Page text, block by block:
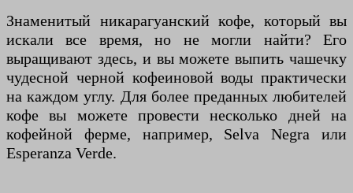
Знаменитый никарагуанский кофе, который вы
искали все время, но не могли найти? Его
выращивают здесь, и вы можете выпить чашечку
чудесной черной кофеиновой воды практически
на каждом углу. Для более преданных любителей
кофе вы можете провести несколько дней на
кофейной ферме, например, Selva Negra или
Esperanza Verde.